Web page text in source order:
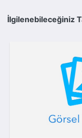
İlgilenebileceğiniz